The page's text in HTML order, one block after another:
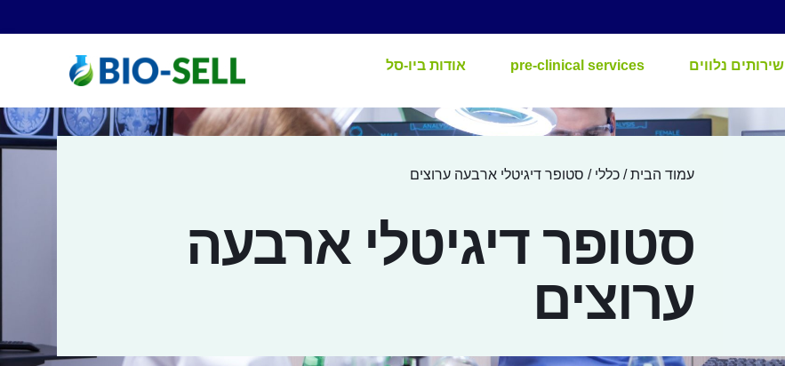
שירותים נלווים pre-clinical services
אודות ביו-סל
עמוד הבית/כללי / סטופר דיגיטלי ארבעה ערוצים
סטופר דיגיטלי ארבעה
ערוצים